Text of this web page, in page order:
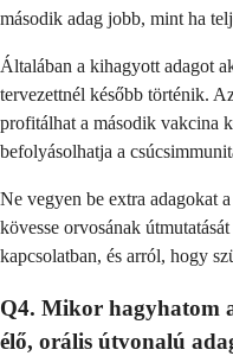
második adag jobb, mint ha
Általában a kihagyott adagot
tervezettnél később történik.
profitálhat a második vakcina
befolyásolhatja a
Ne vegyen be extra adagokat
kövesse orvosának
kapcsolatban, és arról, hogy
Q4. Mikor hagyhatom
élő, orális útvonalú